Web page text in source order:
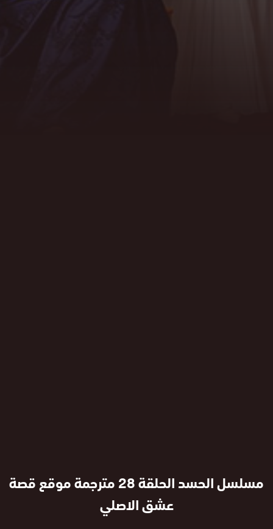
مسلسل الحسد الحلقة 28 مترجمة موقع قصة
عشق الاصلي